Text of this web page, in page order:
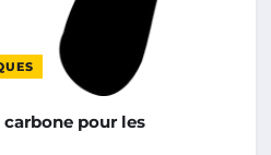
pour les